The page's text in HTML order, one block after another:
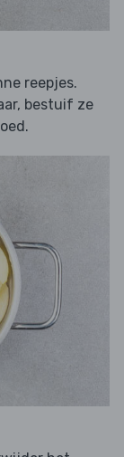
reepjes.
bestuif ze